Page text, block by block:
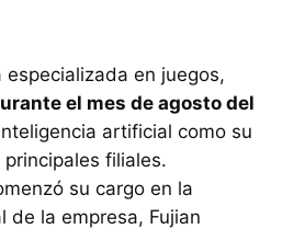
especializada en juegos,
el mes de agosto del
artificial como su
principales filiales.
su cargo en la
de la empresa, Fujian